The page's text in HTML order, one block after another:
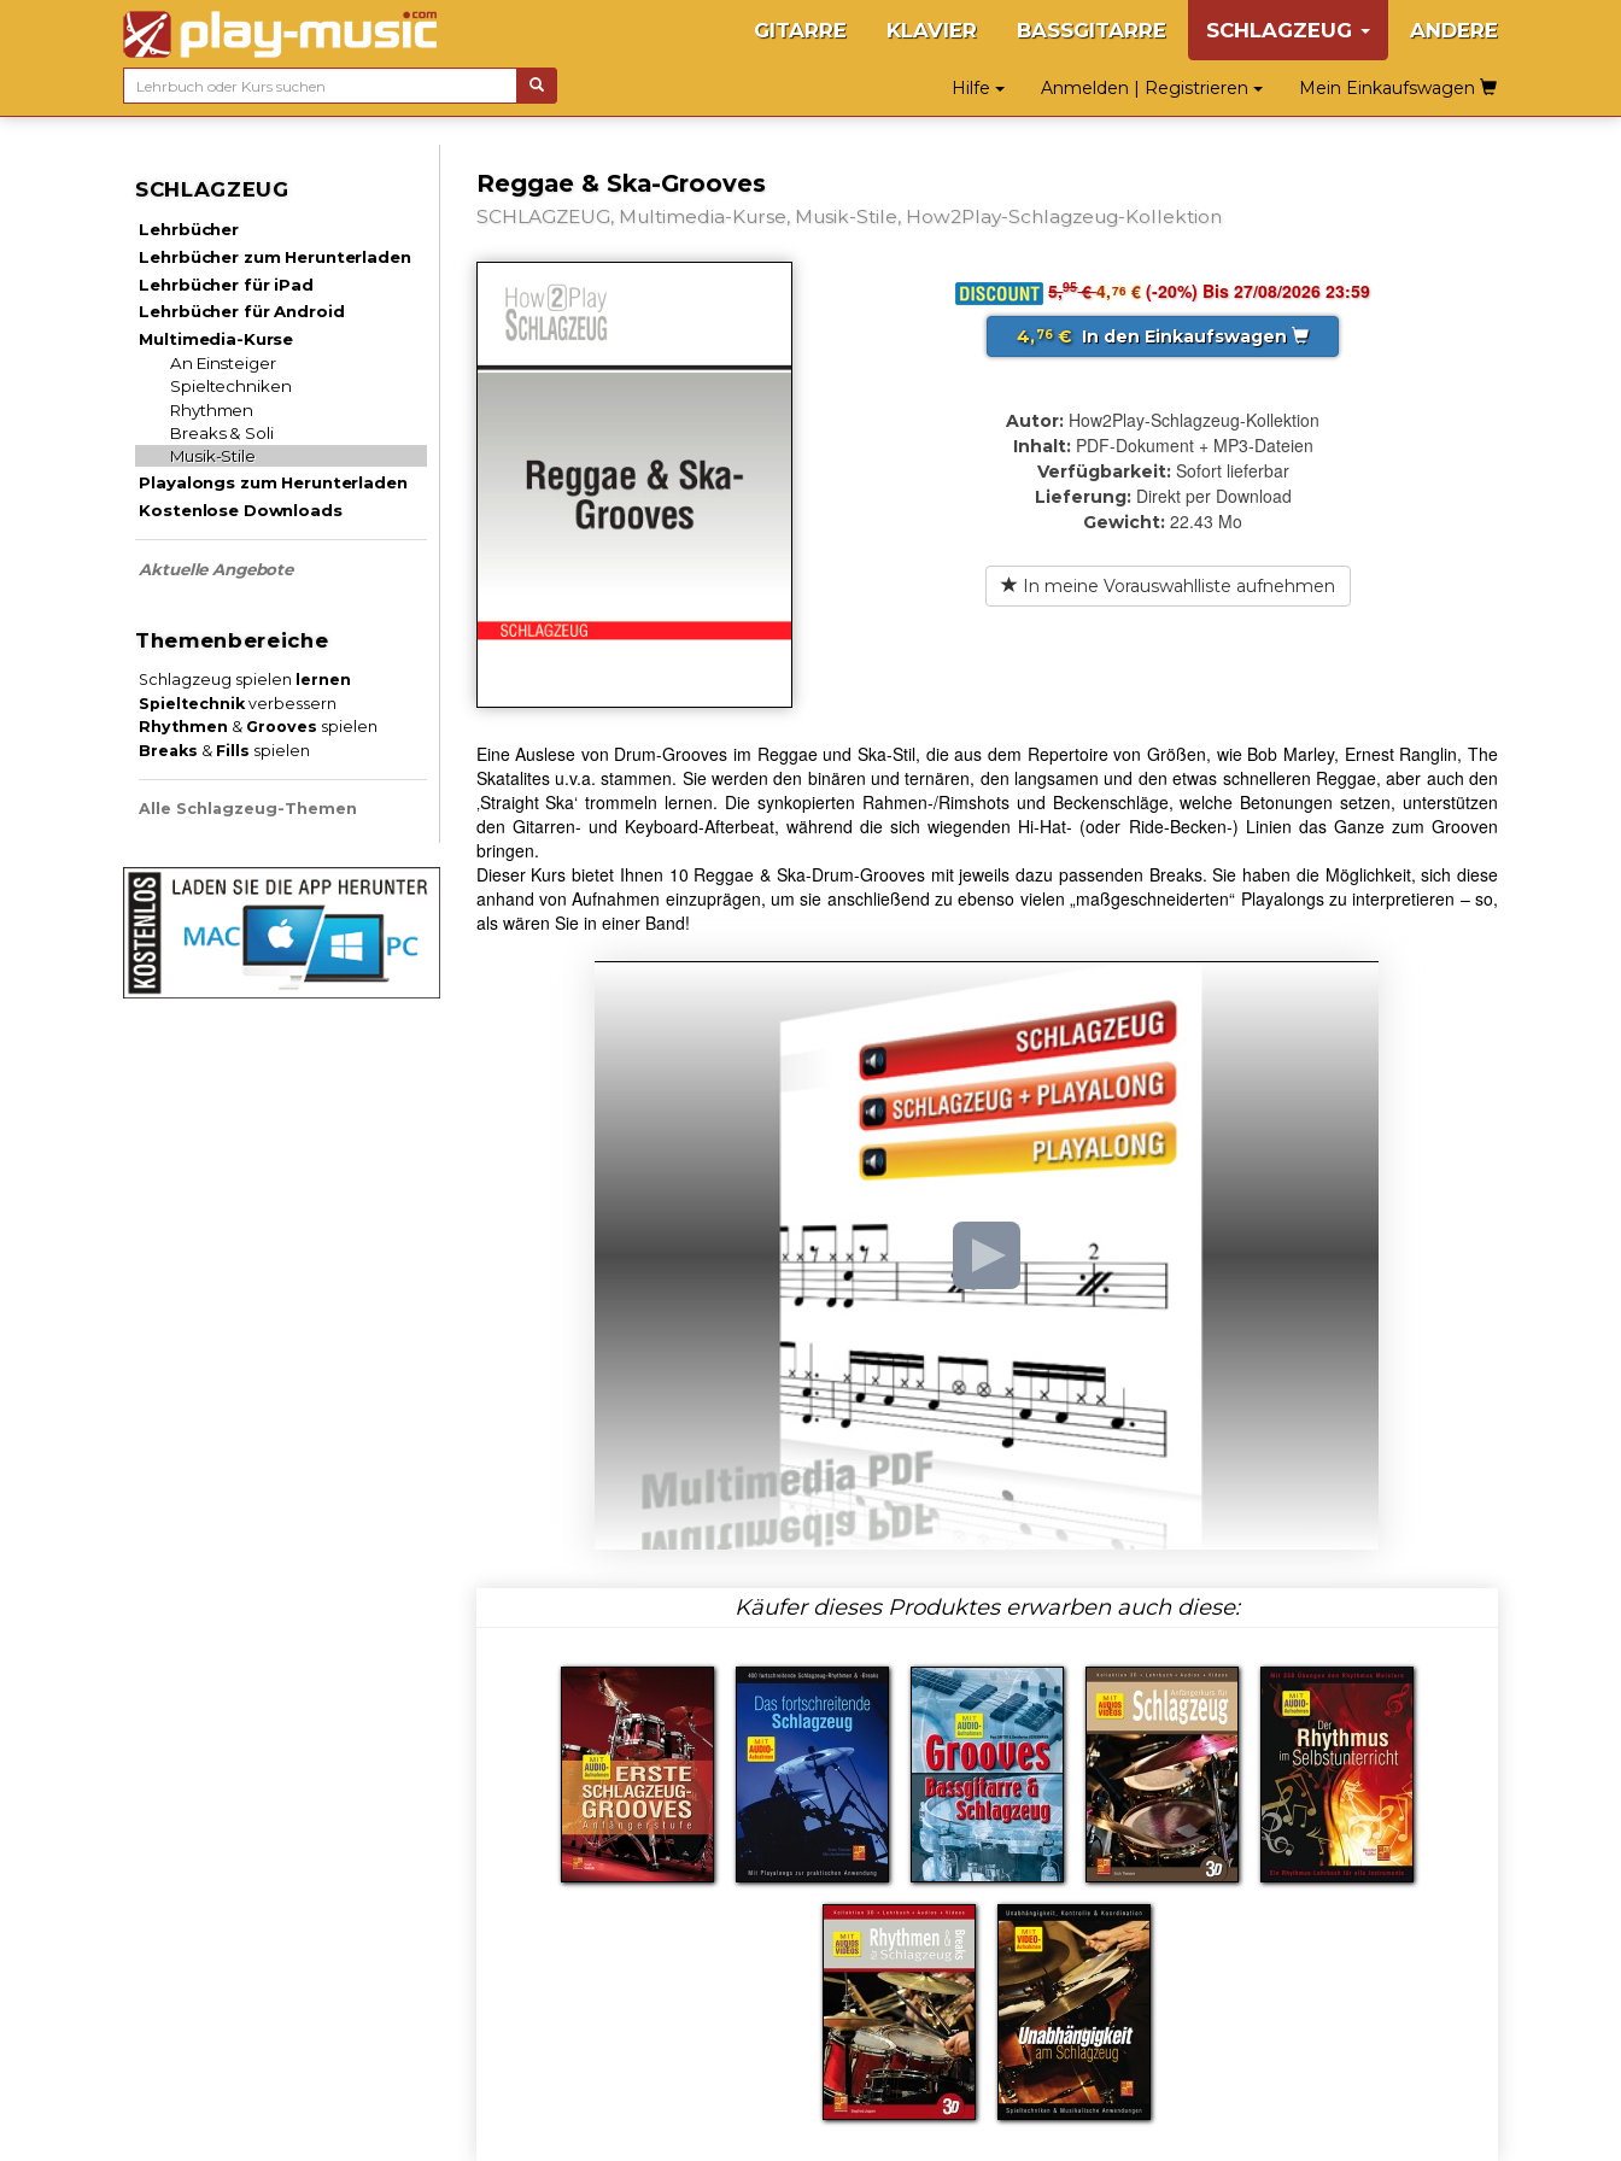
GITARRE KLAVIER BASSGITARRE SCHLAGZEUG ANDERE
Hilfe Anmelden | Registrieren Mein Einkaufswagen
SCHLAGZEUG
Lehrbücher
Lehrbücher zum Herunterladen
Lehrbücher für iPad
Lehrbücher für Android
Multimedia-Kurse
An Einsteiger
Spieltechniken
Rhythmen
Breaks & Soli
Musik-Stile
Playalongs zum Herunterladen
Kostenlose Downloads
Aktuelle Angebote
Themenbereiche
Schlagzeug spielen lernen
Spieltechnik verbessern
Rhythmen & Grooves spielen
Breaks & Fills spielen
Alle Schlagzeug-Themen
Reggae & Ska-Grooves
SCHLAGZEUG, Multimedia-Kurse, Musik-Stile, How2Play-Schlagzeug-Kollektion
5,95€4,76€(-20%) Bis 27/08/2026 23:59
4,76€ In den Einkaufswagen
Autor: How2Play-Schlagzeug-Kollektion
Inhalt: PDF-Dokument + MP3-Dateien
Verfügbarkeit: Sofort lieferbar
Lieferung: Direkt per Download
Gewicht: 22.43 Mo
In meine Vorauswahlliste aufnehmen
Eine Auslese von Drum-Grooves im Reggae und Ska-Stil, die aus dem Repertoire von Größen, wie Bob Marley, Ernest Ranglin, The
Skatalites u.v.a. stammen. Sie werden den binären und ternären, den langsamen und den etwas schnelleren Reggae, aber auch den
‚Straight Ska‘ trommeln lernen. Die synkopierten Rahmen-/Rimshots und Beckenschläge, welche Betonungen setzen, unterstützen
den Gitarren- und Keyboard-Afterbeat, während die sich wiegenden Hi-Hat- (oder Ride-Becken-) Linien das Ganze zum Grooven
bringen.
Dieser Kurs bietet Ihnen 10 Reggae & Ska-Drum-Grooves mit jeweils dazu passenden Breaks. Sie haben die Möglichkeit, sich diese
anhand von Aufnahmen einzuprägen, um sie anschließend zu ebenso vielen „maßgeschneiderten“ Playalongs zu interpretieren – so,
als wären Sie in einer Band!
Käufer dieses Produktes erwarben auch diese: